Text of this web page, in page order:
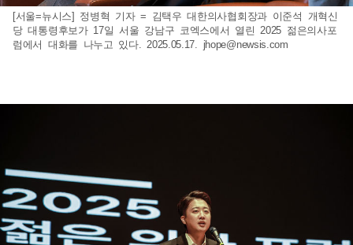
[서울=뉴시스] 정병혁 기자 = 김택우 대한의사협회장과 이준석 개혁신
당 대통령후보가 17일 서울 강남구 코엑스에서 열린 2025 젊은의사포
럼에서 대화를 나누고 있다. 2025.05.17. jhope@newsis.com